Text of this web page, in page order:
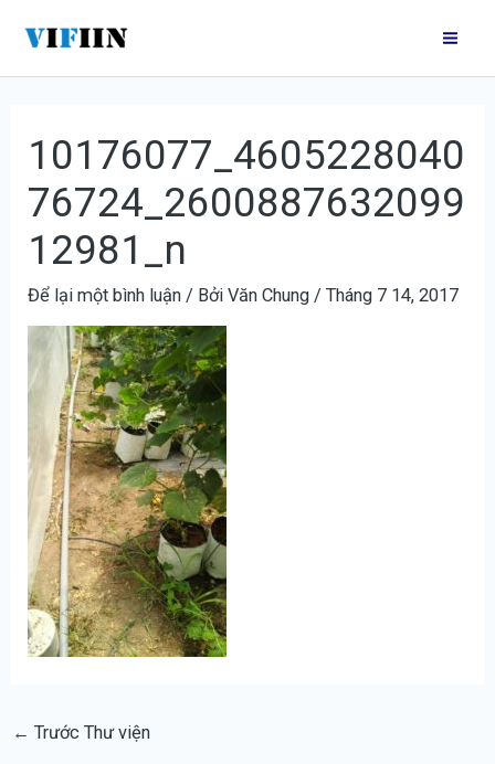
nội
10176077_4605228040
76724_2600887632099
12981_n
Để lại một bình luận / BởiVăn Chung /Tháng 7 14, 2017
hướng
bài
← Trước Thư viện